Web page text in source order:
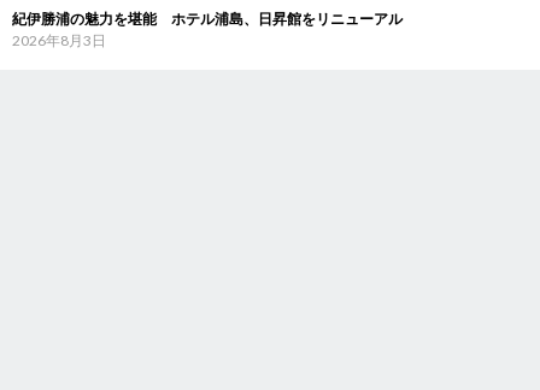
紀伊勝浦の魅力を堪能 ホテル浦島、日昇館をリニューアル
2026年8月3日